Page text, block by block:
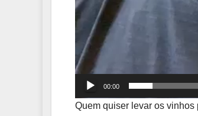
00:00
Quem quiser levar os